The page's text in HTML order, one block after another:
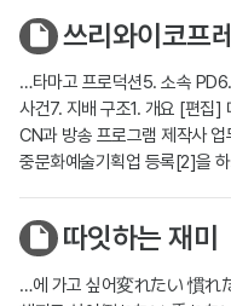
쓰리와이코프
…타마고 프로덕션5. 소속
사건7. 지배 구조1. 개요 [편집]
CN과 방송 프로그램 제작사
중문화예술기획업 등록[2]을
따잇하는 재미
…에 가고 싶어変れたい 慣れ